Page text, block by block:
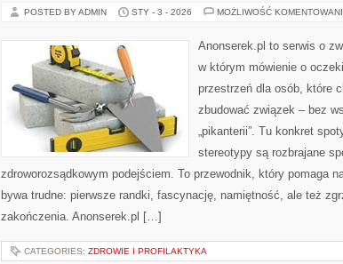
POSTED BY ADMIN STY - 3 - 2026 MOŻLIWOŚĆ
Anonserek.pl to serwis o
w którym mówienie o
przestrzeń dla osób, które
zbudować związek – bez
„pikanterii”. Tu konkret
stereotypy są rozbrajane
zdroworozsądkowym podejściem. To przewodnik, który pomaga
bywa trudne: pierwsze randki, fascynację, namiętność, ale też
zakończenia. Anonserek.pl […]
CATEGORIES: ZDROWIE I PROFILAKTYKA